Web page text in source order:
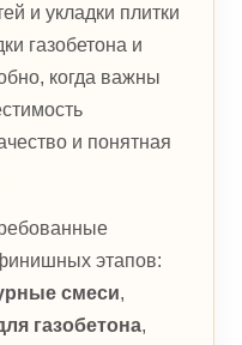
и укладки плитки
газобетона и
когда важны
и понятная
этапов:
смеси,
газобетона,